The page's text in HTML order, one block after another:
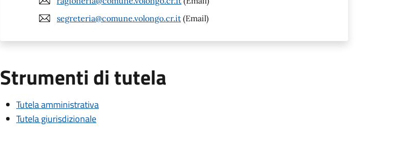
segreteria@comune.volongo.cr.it (Email)
Strumenti di tutela
Tutela amministrativa
Tutela giurisdizionale